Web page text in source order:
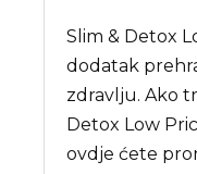
Slim & Detox
dodatak
zdravlju. Ako
Detox Low
ovdje ćete